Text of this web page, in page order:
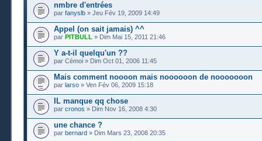
nmbre d'entrées
par fanyslb » Jeu Fév 19, 2009 14:49
Appel (on sait jamais) ^^
par PITBULL » Dim Mai 15, 2011 21:46
Y a-t-il quelqu'un ??
par Cémoi » Dim Oct 01, 2006 11:45
Mais comment noooon mais noooooon de nooooooon
par larso » Ven Fév 06, 2009 15:18
IL manque qq chose
par cronos » Dim Nov 16, 2008 4:30
une chance ?
par bernard » Dim Mars 23, 2008 20:35